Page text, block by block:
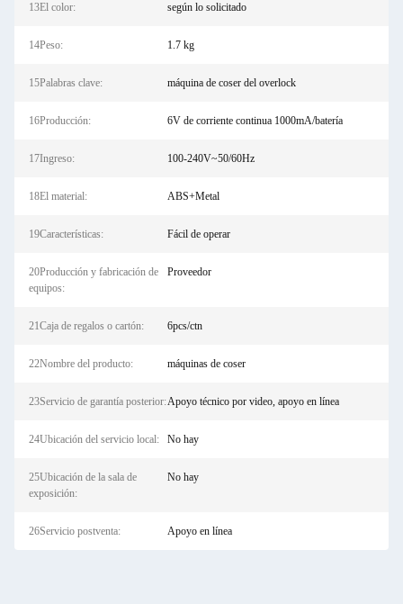
13El color: según lo solicitado
14Peso: 1.7 kg
15Palabras clave: máquina de coser del overlock
16Producción: 6V de corriente continua 1000mA/batería
17Ingreso: 100-240V~50/60Hz
18El material: ABS+Metal
19Características: Fácil de operar
20Producción y fabricación de
equipos:
Proveedor
21Caja de regalos o cartón: 6pcs/ctn
22Nombre del producto: máquinas de coser
23Servicio de garantía posterior:Apoyo técnico por video, apoyo en línea
24Ubicación del servicio local: No hay
25Ubicación de la sala de
exposición:
No hay
26Servicio postventa: Apoyo en línea